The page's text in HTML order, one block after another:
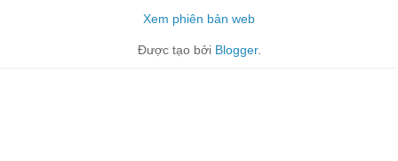
Xem phiên bản web
Được tạo bởi Blogger.